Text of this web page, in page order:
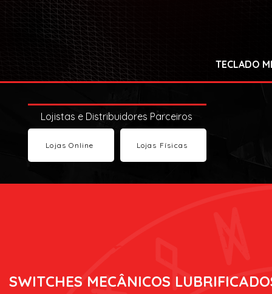
TECLADO
Lojistas e Distribuidores Parceiros
Lojas Online Lojas Físicas
SWITCHES MECÂNICOS